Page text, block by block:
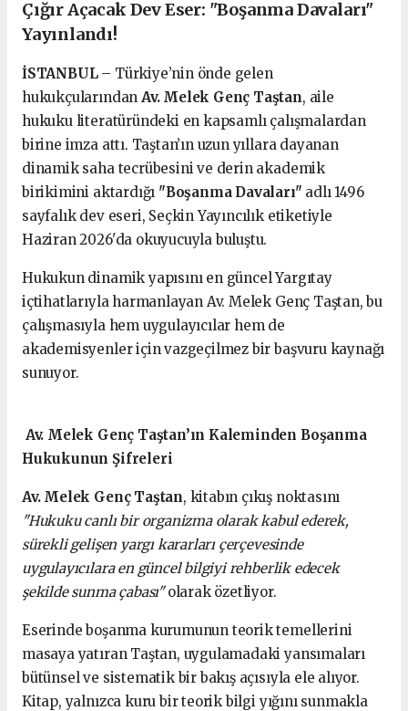
Çığır Açacak Dev Eser: "Boşanma Davaları"
Yayınlandı!
İSTANBUL– Türkiye’nin önde gelen
hukukçularından Av. Melek Genç Taştan, aile
hukuku literatüründeki en kapsamlı çalışmalardan
birine imza attı. Taştan’ın uzun yıllara dayanan
dinamik saha tecrübesini ve derin akademik
birikimini aktardığı "Boşanma Davaları" adlı 1496
sayfalık dev eseri, Seçkin Yayıncılık etiketiyle
Haziran 2026'da okuyucuyla buluştu.
Hukukun dinamik yapısını en güncel Yargıtay
içtihatlarıyla harmanlayan Av. Melek Genç Taştan, bu
çalışmasıyla hem uygulayıcılar hem de
akademisyenler için vazgeçilmez bir başvuru kaynağı
sunuyor.
Av. Melek Genç Taştan’ın Kaleminden Boşanma
Hukukunun Şifreleri
Av. Melek Genç Taştan, kitabın çıkış noktasını
"Hukuku canlı bir organizma olarak kabul ederek,
sürekli gelişen yargı kararları çerçevesinde
uygulayıcılara en güncel bilgiyi rehberlik edecek
şekilde sunma çabası"olarak özetliyor.
Eserinde boşanma kurumunun teorik temellerini
masaya yatıran Taştan, uygulamadaki yansımaları
bütünsel ve sistematik bir bakış açısıyla ele alıyor.
Kitap, yalnızca kuru bir teorik bilgi yığını sunmakla